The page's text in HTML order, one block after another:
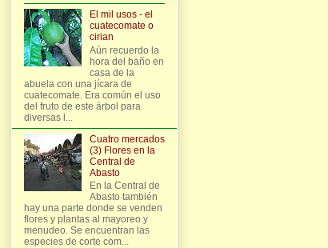
El mil usos - el
cuatecomate o
cirian
Aún recuerdo la
hora del baño en
casa de la
abuela con una jícara de
cuatecomate. Era común el uso
del fruto de este árbol para
diversas l...
Cuatro mercados
(3) Flores en la
Central de
Abasto
En la Central de
Abasto también
hay una parte donde se venden
flores y plantas al mayoreo y
menudeo. Se encuentran las
especies de corte com...